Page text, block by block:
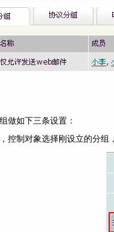
做如下三条设置：
控制对象选择刚设立的分组